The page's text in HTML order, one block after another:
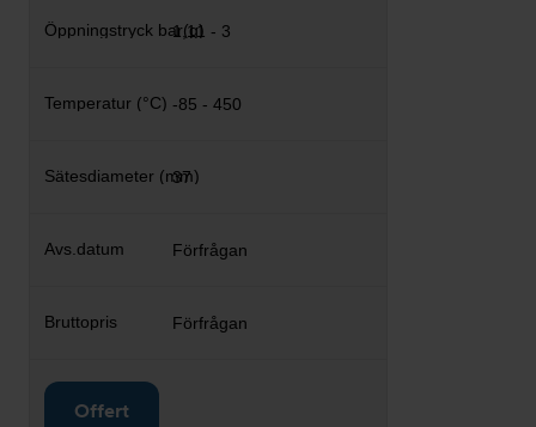
1,11 - 3
-85 - 450
37
Förfrågan
Förfrågan
Offert